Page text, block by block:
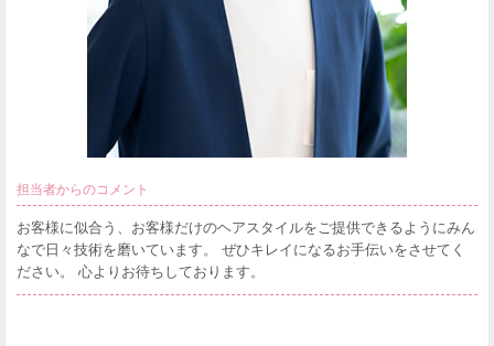
担当者からのコメント
お客様に似合う、お客様だけのヘアスタイルをご提供できるようにみん
なで日々技術を磨いています。 ぜひキレイになるお手伝いをさせてく
ださい。 心よりお待ちしております。